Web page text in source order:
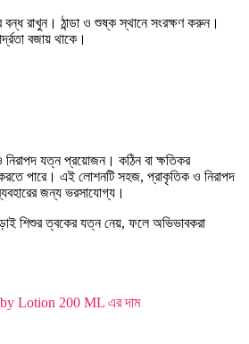
বন্ধ রাখুন। ঠান্ডা ও শুষ্ক স্থানে সংরক্ষণ করুন।
বজায় থাকে।
যত্ন প্রয়োজন। কঠিন বা ক্ষতিকর
পারে। এই লোশনটি সহজ, প্রাকৃতিক ও নিরাপদ
জন্য ভরসাযোগ্য।
শিশুর ত্বকের যত্ন নেয়, ফলে অভিভাবকরা
Lotion 200 ML এর দাম